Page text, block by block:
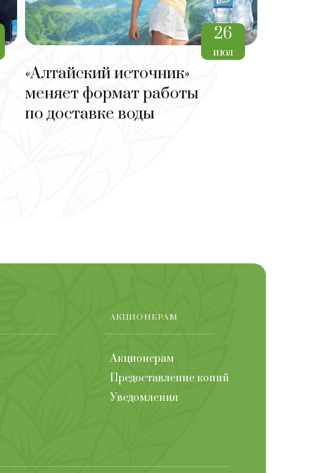
26
июл
«Алтайский источник»
меняет формат работы
по доставке воды
АКЦИОНЕРАМ
Акционерам
Предоставление копий
Уведомления